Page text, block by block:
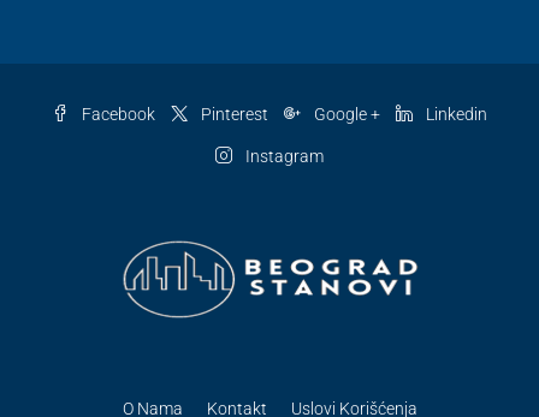
Facebook Pinterest Google + Linkedin
Instagram
O Nama Kontakt Uslovi Korišćenja